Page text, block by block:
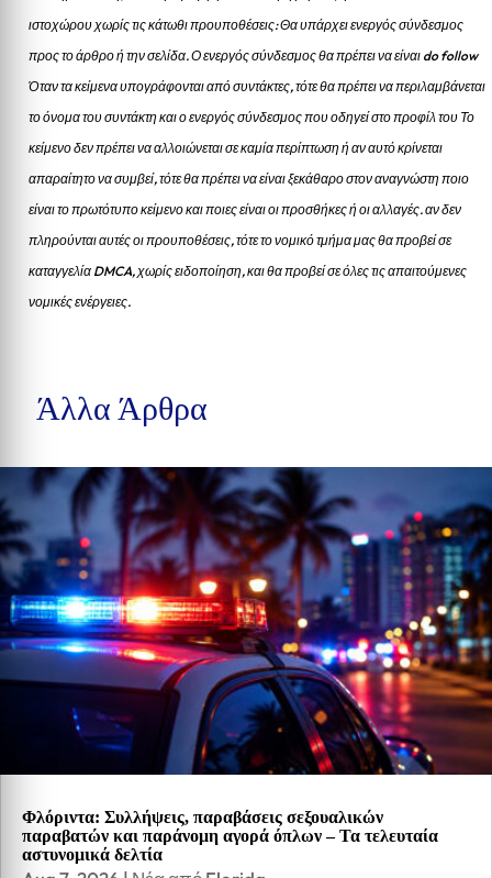
ιστοχώρου χωρίς τις κάτωθι προυποθέσεις: Θα υπάρχει ενεργός σύνδεσμος
προς το άρθρο ή την σελίδα.Ο ενεργός σύνδεσμος θα πρέπει να είναι do follow
Όταν τα κείμενα υπογράφονται από συντάκτες, τότε θα πρέπει να περιλαμβάνεται
το όνομα του συντάκτη και ο ενεργός σύνδεσμος που οδηγεί στο προφίλ του Το
κείμενο δεν πρέπει να αλλοιώνεται σε καμία περίπτωση ή αν αυτό κρίνεται
απαραίτητο να συμβεί, τότε θα πρέπει να είναι ξεκάθαρο στον αναγνώστη ποιο
είναι το πρωτότυπο κείμενο και ποιες είναι οι προσθήκες ή οι αλλαγές. αν δεν
πληρούνται αυτές οι προυποθέσεις, τότε το νομικό τμήμα μας θα προβεί σε
καταγγελία DMCA, χωρίς ειδοποίηση, και θα προβεί σε όλες τις απαιτούμενες
νομικές ενέργειες.
Άλλα Άρθρα
Φλόριντα: Συλλήψεις, παραβάσεις σεξουαλικών
παραβατών και παράνομη αγορά όπλων – Τα τελευταία
αστυνομικά δελτία